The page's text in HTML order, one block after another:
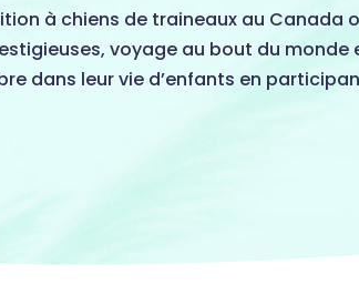
à chiens de traineaux au Canada
voyage au bout du monde
dans leur vie d’enfants en